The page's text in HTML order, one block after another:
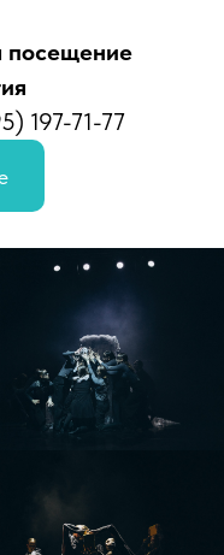
посещение
197-71-77